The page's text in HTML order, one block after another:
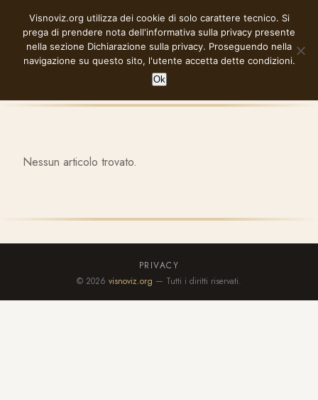
contenuto
VISNOVIZ.ORG
Nessun articolo trovato.
PRIVACY
© 2026 visnoviz.org — Tutti i diritti riservati.
Visnoviz.org utilizza dei cookie di solo carattere tecnico. Si
prega di prendere nota dell'informativa sulla privacy presente
nella sezione Dichiarazione sulla privacy. Proseguendo nella
navigazione su questo sito, l'utente accetta dette condizioni.
Ok